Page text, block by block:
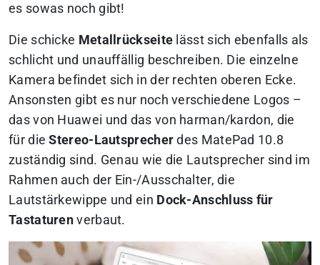
es sowas noch gibt!
Die schicke Metallrückseite lässt sich ebenfalls als
schlicht und unauffällig beschreiben. Die einzelne
Kamera befindet sich in der rechten oberen Ecke.
Ansonsten gibt es nur noch verschiedene Logos –
das von Huawei und das von harman/kardon, die
für dieStereo-Lautsprecher des MatePad 10.8
zuständig sind. Genau wie die Lautsprecher sind im
Rahmen auch der Ein-/Ausschalter, die
Lautstärkewippe und ein Dock-Anschluss für
Tastaturen verbaut.